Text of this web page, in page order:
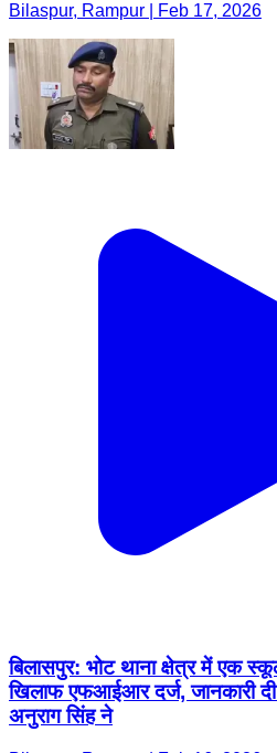
Bilaspur, Rampur | Feb 17, 2026
बिलासपुर: भोट थाना क्षेत्र में एक
खिलाफ एफआईआर दर्ज, जानकारी
अनुराग सिंह ने